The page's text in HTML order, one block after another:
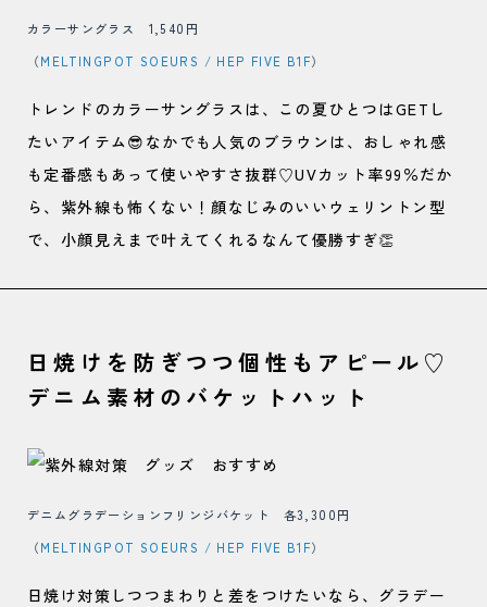
カラーサングラス 1,540円
（MELTINGPOT SOEURS / HEP FIVE B1F）
トレンドのカラーサングラスは、この夏ひとつはGETし
たいアイテム😎なかでも人気のブラウンは、おしゃれ感
も定番感もあって使いやすさ抜群♡UVカット率99％だか
ら、紫外線も怖くない！顔なじみのいいウェリントン型
で、小顔見えまで叶えてくれるなんて優勝すぎ👏
日焼けを防ぎつつ個性もアピール♡
デニム素材のバケットハット
デニムグラデーションフリンジバケット 各3,300円
（MELTINGPOT SOEURS / HEP FIVE B1F）
日焼け対策しつつまわりと差をつけたいなら、グラデー